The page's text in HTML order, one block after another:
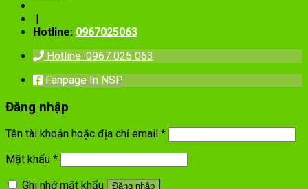
|
Hotline: 0967025063
Hotline: 0967 025 063
Fanpage In NSP
Đăng nhập
Tên tài khoản hoặc địa chỉ email *
Mật khẩu *
Ghi nhớ mật khẩu
Đăng nhập